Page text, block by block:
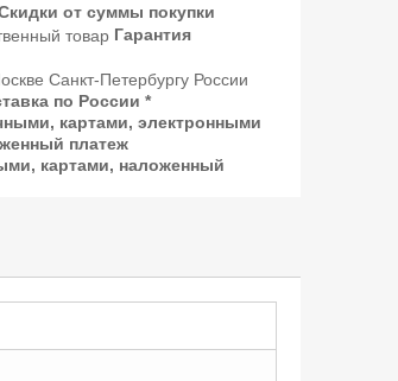
от суммы покупки
Гарантия
по России *
картами, наложенный